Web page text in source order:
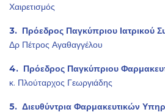
Χαιρετισμός
3. Πρόεδρος Παγκύπριου Ιατρικού
Δρ Πέτρος Αγαθαγγέλου
4. Πρόεδρος Παγκύπριου
κ. Πλούταρχος Γεωργιάδης
5. Διευθύντρια Φαρμακευτικών